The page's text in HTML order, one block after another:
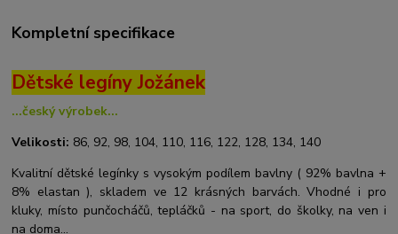
Kompletní specifikace
Dětské legíny Jožánek
...český výrobek...
Velikosti: 86, 92, 98, 104, 110, 116, 122, 128, 134, 140
Kvalitní dětské legínky s vysokým podílem bavlny ( 92% bavlna +
8% elastan ), skladem ve 12 krásných barvách. Vhodné i pro
kluky, místo punčocháčů, tepláčků - na sport, do školky, na ven i
na doma...